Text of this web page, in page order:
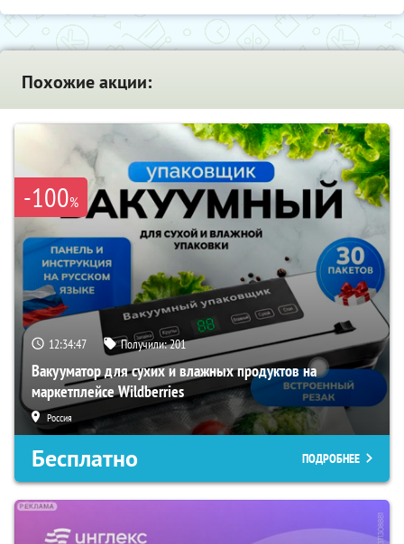
Похожие акции:
-100%
12:34:46 Получили:201
Вакууматор для сухих и влажных продуктов на
маркетплейсе Wildberries
Россия
Бесплатно ПОДРОБНЕЕ